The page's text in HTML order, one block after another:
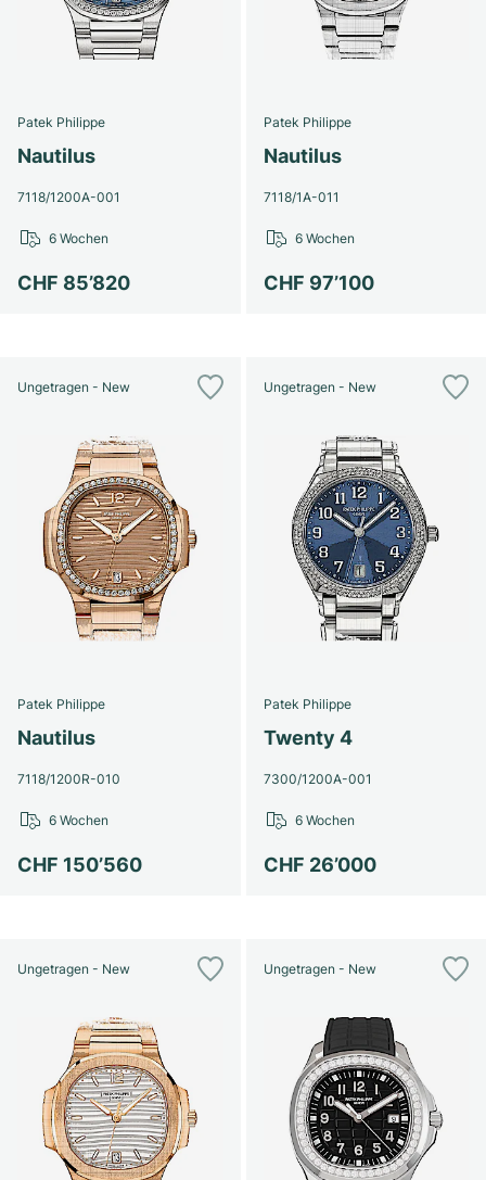
Patek Philippe
Nautilus
7118/1200A-001
CHF 85’820
6 Wochen
Patek Philippe
Nautilus
7118/1A-011
CHF 97’100
6 Wochen
Ungetragen - New
Patek Philippe
Nautilus
7118/1200R-010
CHF 150’560
6 Wochen
Ungetragen - New
Patek Philippe
Twenty 4
7300/1200A-001
CHF 26’000
6 Wochen
Ungetragen - New Ungetragen - New